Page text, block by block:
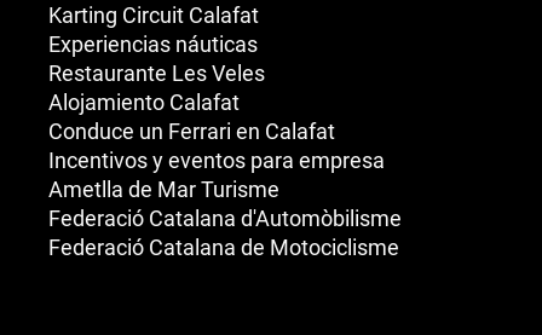
Karting Circuit Calafat
Experiencias náuticas
Restaurante Les Veles
Alojamiento Calafat
Conduce un Ferrari en Calafat
Incentivos y eventos para empresa
Ametlla de Mar Turisme
Federació Catalana d'Automòbilisme
Federació Catalana de Motociclisme